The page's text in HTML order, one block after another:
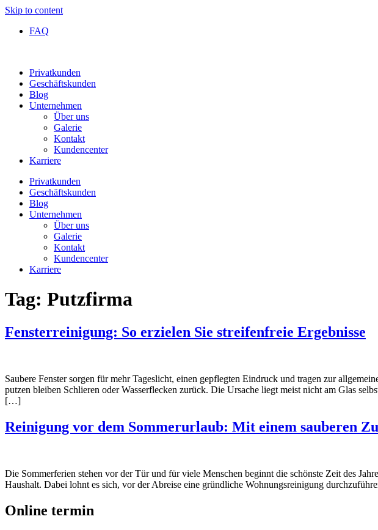
Skip to content
FAQ
Privatkunden
Geschäftskunden
Blog
Unternehmen
Über uns
Galerie
Kontakt
Kundencenter
Karriere
Privatkunden
Geschäftskunden
Blog
Unternehmen
Über uns
Galerie
Kontakt
Kundencenter
Karriere
Tag: Putzfirma
Fensterreinigung: So erzielen Sie streifenfreie Ergebnisse
Saubere Fenster sorgen für mehr Tageslicht, einen gepflegten Eindruck und tragen zur
putzen bleiben Schlieren oder Wasserflecken zurück. Die Ursache liegt meist nicht am Glas
[…]
Reinigung vor dem Sommerurlaub: Mit einem sauberen
Die Sommerferien stehen vor der Tür und für viele Menschen beginnt die schönste Zeit des
Haushalt. Dabei lohnt es sich, vor der Abreise eine gründliche Wohnungsreinigung
Online termin